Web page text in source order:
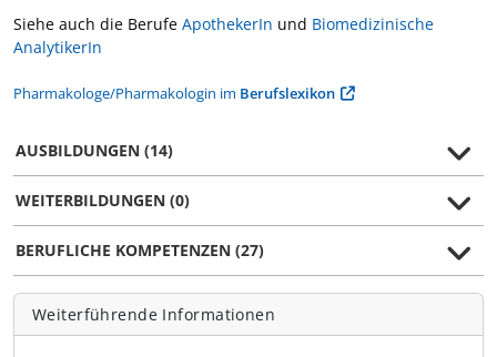
Siehe auch die Berufe ApothekerIn und Biomedizinische
AnalytikerIn
Pharmakologe/Pharmakologin im Berufslexikon
AUSBILDUNGEN (14)
WEITERBILDUNGEN (0)
BERUFLICHE KOMPETENZEN (27)
Weiterführende Informationen